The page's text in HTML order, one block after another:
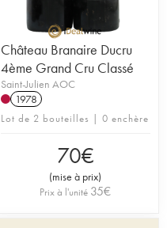
Château Branaire Ducru
4ème Grand Cru Classé
Saint-Julien AOC
1978
Lot de 2 bouteilles | 0 enchère
70€
(mise à prix)
Prix à l'unité 35€